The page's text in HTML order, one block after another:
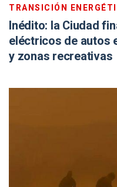
TRANSICIÓN
Inédito: la Ciudad
eléctricos de autos
y zonas recreativas